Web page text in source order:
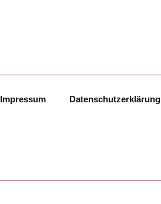
Impressum Datenschutzerklärung